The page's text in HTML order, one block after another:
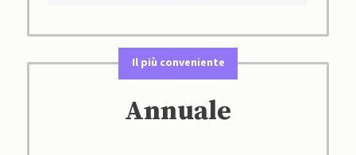
Il più conveniente
Annuale